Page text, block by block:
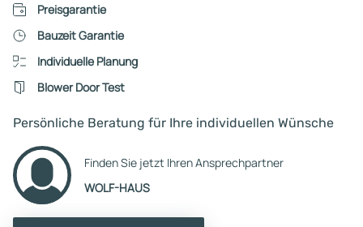
Preisgarantie
Bauzeit Garantie
Individuelle Planung
Blower Door Test
Persönliche Beratung für Ihre individuellen Wünsche
Finden Sie jetzt Ihren Ansprechpartner
WOLF-HAUS